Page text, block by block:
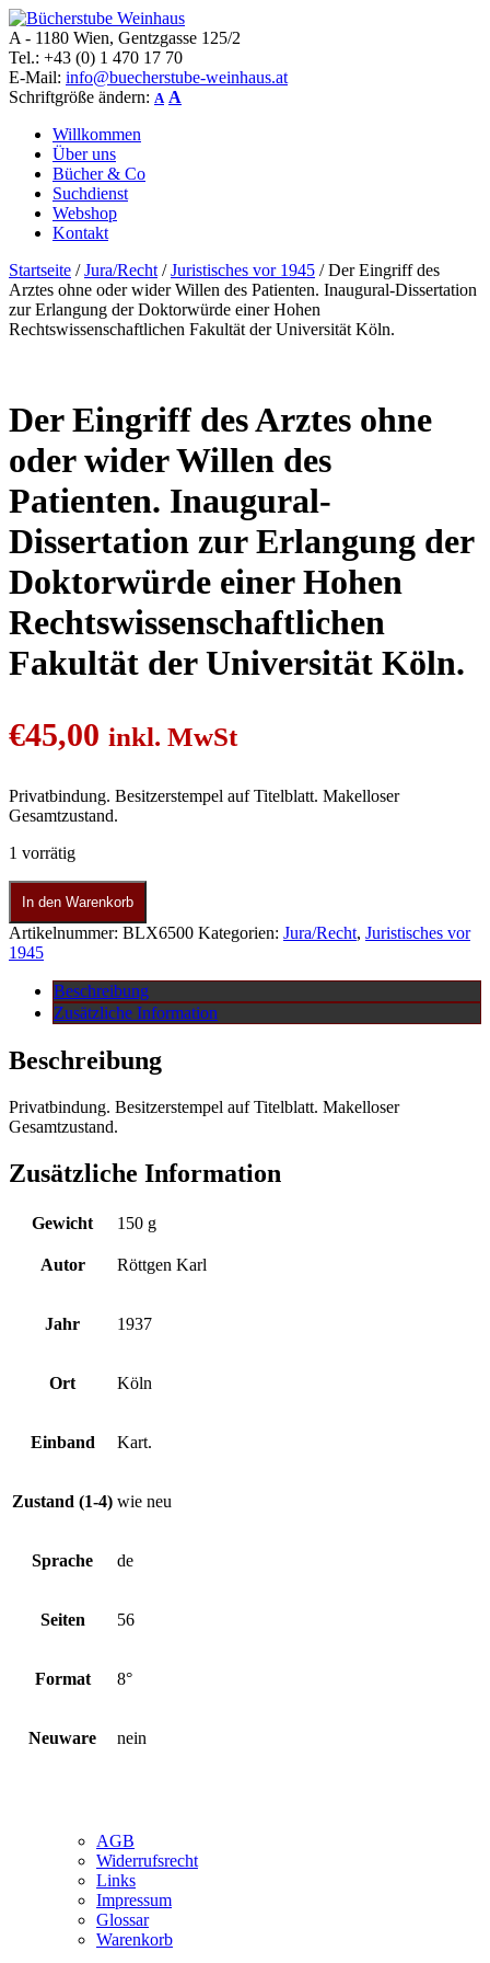
Bücherstube Weinhaus
Verkauf von seltenen antiquarischen und alten, teilweise noch
verlagsneuen Bücher.
A - 1180 Wien, Gentzgasse 125/2
Tel.: +43 (0) 1 470 17 70
E-Mail: info@buecherstube-weinhaus.at
Schriftgröße ändern: A A
Willkommen
Über uns
Bücher & Co
Suchdienst
Webshop
Kontakt
Startseite /Jura/Recht /Juristisches vor 1945 / Der Eingriff des
Arztes ohne oder wider Willen des Patienten. Inaugural-Dissertation
zur Erlangung der Doktorwürde einer Hohen
Rechtswissenschaftlichen Fakultät der Universität Köln.
Der Eingriff des Arztes ohne
oder wider Willen des
Patienten. Inaugural-
Dissertation zur Erlangung der
Doktorwürde einer Hohen
Rechtswissenschaftlichen
Fakultät der Universität Köln.
€45,00 inkl. MwSt
Privatbindung. Besitzerstempel auf Titelblatt. Makelloser
Gesamtzustand.
1 vorrätig
In den Warenkorb
Artikelnummer: BLX6500 Kategorien: Jura/Recht, Juristisches vor
1945
Beschreibung
Zusätzliche Information
Beschreibung
Privatbindung. Besitzerstempel auf Titelblatt. Makelloser
Gesamtzustand.
Zusätzliche Information
Gewicht 150 g
Autor Röttgen Karl
Jahr 1937
Ort Köln
Einband Kart.
Zustand (1-4) wie neu
Sprache de
Seiten 56
Format 8°
Neuware nein
AGB
Widerrufsrecht
Links
Impressum
Glossar
Warenkorb